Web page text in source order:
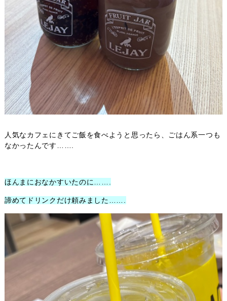
人気なカフェにきてご飯を食べようと思ったら、ごはん系一つも
なかったんです…….
ほんまにおなかすいたのに…….
諦めてドリンクだけ頼みました…….